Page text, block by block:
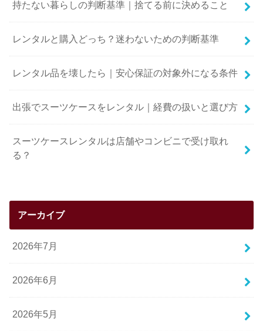
持たない暮らしの判断基準｜捨てる前に決めること
レンタルと購入どっち？迷わないための判断基準
レンタル品を壊したら｜安心保証の対象外になる条件
出張でスーツケースをレンタル｜経費の扱いと選び方
スーツケースレンタルは店舗やコンビニで受け取れ
る？
アーカイブ
2026年7月
2026年6月
2026年5月